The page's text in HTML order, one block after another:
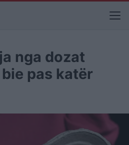
nga dozat
pas katër